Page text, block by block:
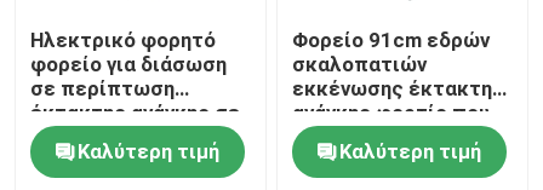
Ηλεκτρικό φορητό
φορείο για διάσωση
σε περίπτωση
έκτακτης ανάγκης σε
σκάλες και
διαδρόμους
Καλύτερη τιμή
Φορείο 91cm εδρών
σκαλοπατιών
εκκένωσης έκτακτης
ανάγκης φορτίο που
αντέχει 159KG
Καλύτερη τιμή